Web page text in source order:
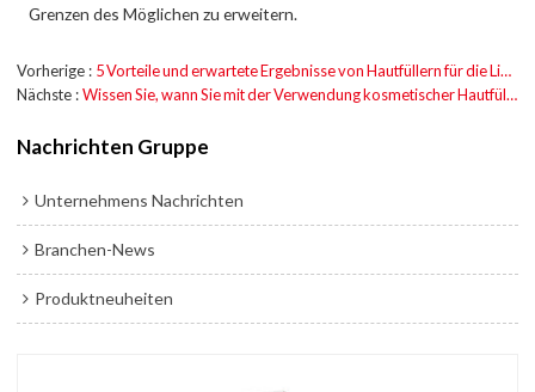
Grenzen des Möglichen zu erweitern.
Vorherige
5 Vorteile und erwartete Ergebnisse von Hautfüllern für die Lippen
Nächste
Wissen Sie, wann Sie mit der Verwendung kosmetischer Hautfüller beginnen sollten
Nachrichten Gruppe
Unternehmens Nachrichten
Branchen-News
Produktneuheiten